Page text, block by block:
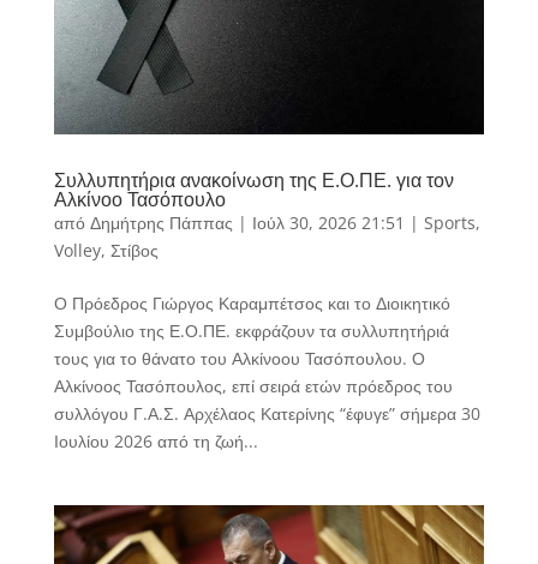
Συλλυπητήρια ανακοίνωση της Ε.Ο.ΠΕ. για τον
Αλκίνοο Τασόπουλο
από Δημήτρης Πάππας | Ιούλ 30, 2026 21:51 | Sports,
Volley, Στίβος
Ο Πρόεδρος Γιώργος Καραμπέτσος και το Διοικητικό
Συμβούλιο της Ε.Ο.ΠΕ. εκφράζουν τα συλλυπητήριά
τους για το θάνατο του Αλκίνοου Τασόπουλου. Ο
Αλκίνοος Τασόπουλος, επί σειρά ετών πρόεδρος του
συλλόγου Γ.Α.Σ. Αρχέλαος Κατερίνης “έφυγε” σήμερα 30
Ιουλίου 2026 από τη ζωή...